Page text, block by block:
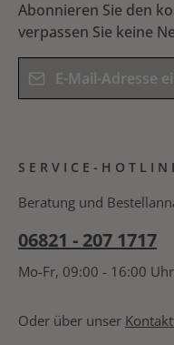
Abonnieren Sie den
verpassen Sie keine
E-Mail-Adresse*
Kenntnis genommen
Bitte geben Sie das
SERVICE-
Beratung und
06821 - 207 1717
Mo-Fr, 09:00 - 16:00 Uhr
Oder über unser